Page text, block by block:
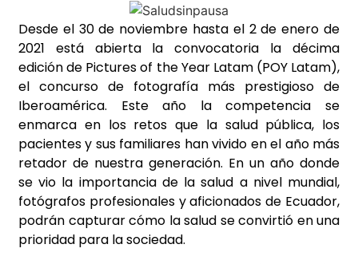
Desde el 30 de noviembre hasta el 2 de enero de
2021 está abierta la convocatoria la décima
edición de Pictures of the Year Latam (POY Latam),
el concurso de fotografía más prestigioso de
Iberoamérica. Este año la competencia se
enmarca en los retos que la salud pública, los
pacientes y sus familiares han vivido en el año más
retador de nuestra generación. En un año donde
se vio la importancia de la salud a nivel mundial,
fotógrafos profesionales y aficionados de Ecuador,
podrán capturar cómo la salud se convirtió en una
prioridad para la sociedad.